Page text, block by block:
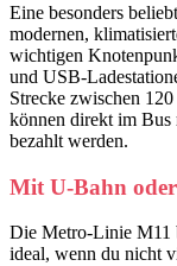
Eine besonders
modernen,
wichtigen
und USB-
Strecke zwischen
können direkt im Bus
bezahlt werden.
Mit U-Bahn
Die Metro-Linie M11
ideal, wenn du nicht